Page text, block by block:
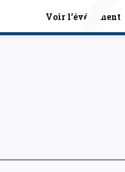
Voir l’événement